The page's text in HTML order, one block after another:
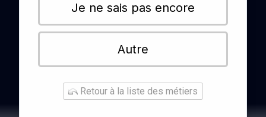
Je ne sais pas encore
Autre
Retour à la liste des métiers